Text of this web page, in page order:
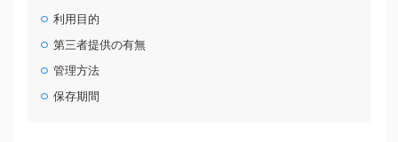
利用目的
第三者提供の有無
管理方法
保存期間